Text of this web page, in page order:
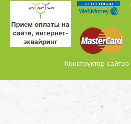
Конструктор сайтов